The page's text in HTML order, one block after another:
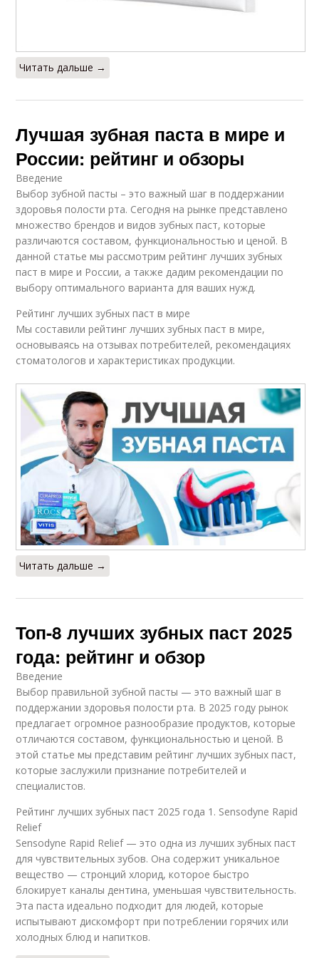
Читать дальше →
Лучшая зубная паста в мире и
России: рейтинг и обзоры
Введение
Выбор зубной пасты – это важный шаг в поддержании
здоровья полости рта. Сегодня на рынке представлено
множество брендов и видов зубных паст, которые
различаются составом, функциональностью и ценой. В
данной статье мы рассмотрим рейтинг лучших зубных
паст в мире и России, а также дадим рекомендации по
выбору оптимального варианта для ваших нужд.
Рейтинг лучших зубных паст в мире
Мы составили рейтинг лучших зубных паст в мире,
основываясь на отзывах потребителей, рекомендациях
стоматологов и характеристиках продукции.
Читать дальше →
Топ-8 лучших зубных паст 2025
года: рейтинг и обзор
Введение
Выбор правильной зубной пасты — это важный шаг в
поддержании здоровья полости рта. В 2025 году рынок
предлагает огромное разнообразие продуктов, которые
отличаются составом, функциональностью и ценой. В
этой статье мы представим рейтинг лучших зубных паст,
которые заслужили признание потребителей и
специалистов.
Рейтинг лучших зубных паст 2025 года 1. Sensodyne Rapid
Relief
Sensodyne Rapid Relief — это одна из лучших зубных паст
для чувствительных зубов. Она содержит уникальное
вещество — стронций хлорид, которое быстро
блокирует каналы дентина, уменьшая чувствительность.
Эта паста идеально подходит для людей, которые
испытывают дискомфорт при потреблении горячих или
холодных блюд и напитков.